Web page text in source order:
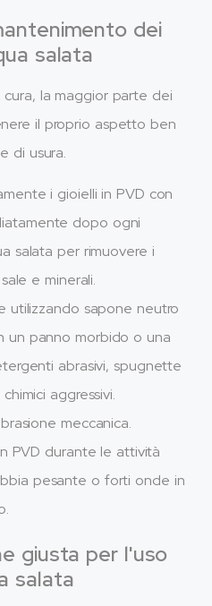
dei
salata
la maggior parte dei
il proprio aspetto ben
di usura.
i gioielli in PVD con
dopo ogni
salata per rimuovere i
e minerali.
utilizzando sapone neutro
un panno morbido o una
abrasivi, spugnette
aggressivi.
meccanica.
PVD durante le attività
pesante o forti onde in
giusta per l'uso
salata